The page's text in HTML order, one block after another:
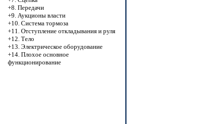
+8. Передачи
+9. Аукционы власти
+10. Система тормоза
+11. Отступление откладывания и руля
+12. Тело
+13. Электрическое оборудование
+14. Плохое основное
функционирование